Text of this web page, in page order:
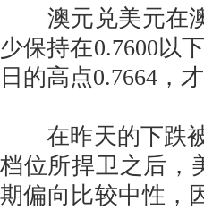
澳元兑美元在澳
少保持在0.7600以
日的高点0.7664，
在昨天的下跌被
档位所捍卫之后，
期偏向比较中性，